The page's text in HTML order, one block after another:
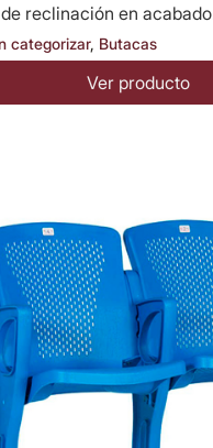
reclinación en
categorizar, Butacas
Ver producto